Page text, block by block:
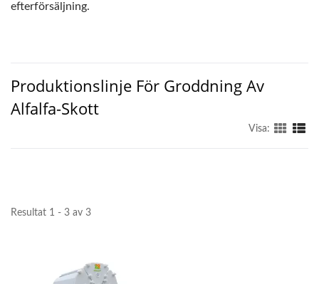
efterförsäljning.
Produktionslinje För Groddning Av
Alfalfa-Skott
Visa:
Resultat 1 - 3 av 3